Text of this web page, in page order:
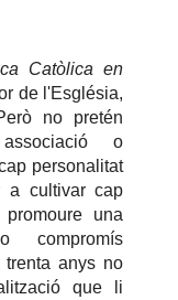
Catòlica en
de l'Església,
no pretén
o
personalitat
a cultivar cap
una
compromís
trenta anys no
que li